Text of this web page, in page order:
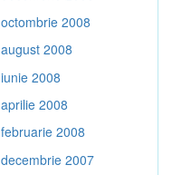
octombrie 2008
august 2008
iunie 2008
aprilie 2008
februarie 2008
decembrie 2007